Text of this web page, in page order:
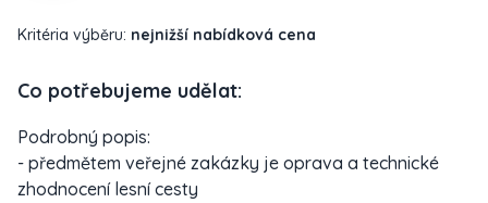
Kritéria výběru: nejnižší nabídková cena
Co potřebujeme udělat:
Podrobný popis:
- předmětem veřejné zakázky je oprava a technické
zhodnocení lesní cesty